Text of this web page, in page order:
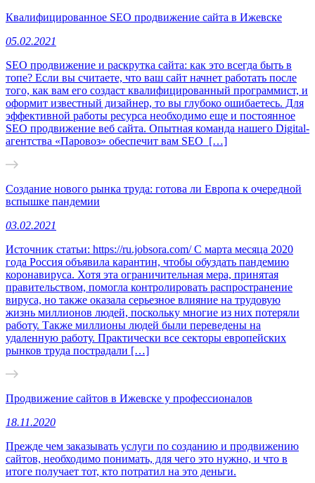
Квалифицированное SEO продвижение сайта в Ижевске
05.02.2021
SEO продвижение и раскрутка сайта: как это всегда быть в
топе? Если вы считаете, что ваш сайт начнет работать после
того, как вам его создаст квалифицированный программист, и
оформит известный дизайнер, то вы глубоко ошибаетесь. Для
эффективной работы ресурса необходимо еще и постоянное
SEO продвижение веб сайта. Опытная команда нашего Digital-
агентства «Паровоз» обеспечит вам SEO […]
Создание нового рынка труда: готова ли Европа к очередной
вспышке пандемии
03.02.2021
Источник статьи: https://ru.jobsora.com/ С марта месяца 2020
года Россия объявила карантин, чтобы обуздать пандемию
коронавируса. Хотя эта ограничительная мера, принятая
правительством, помогла контролировать распространение
вируса, но также оказала серьезное влияние на трудовую
жизнь миллионов людей, поскольку многие из них потеряли
работу. Также миллионы людей были переведены на
удаленную работу. Практически все секторы европейских
рынков труда пострадали […]
Продвижение сайтов в Ижевске у профессионалов
18.11.2020
Прежде чем заказывать услуги по созданию и продвижению
сайтов, необходимо понимать, для чего это нужно, и что в
итоге получает тот, кто потратил на это деньги.